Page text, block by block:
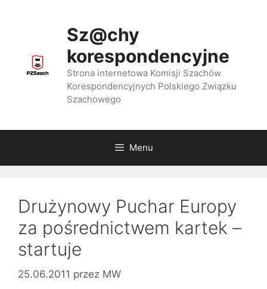
Sz@chy
korespondencyjne
Strona internetowa Komisji Szachów
Korespondencyjnych Polskiego Związku
Szachowego
Menu
Drużynowy Puchar Europy
za pośrednictwem kartek –
startuje
25.06.2011 przez MW